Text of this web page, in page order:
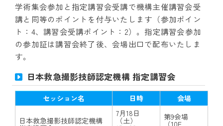
学術集会参加と指定講習会受講で機構主催講習会受
講と同等のポイントを付与いたします（参加ポイン
ト：4、講習会受講ポイント：2）。指定講習会参加
の参加証は講習会終了後、会場出口で配布いたしま
す。
日本救急撮影技師認定機構 指定講習会
セッション名 日時 会場
日本救急撮影技師認定機構
7月18日
（土） 第9会場
（10F